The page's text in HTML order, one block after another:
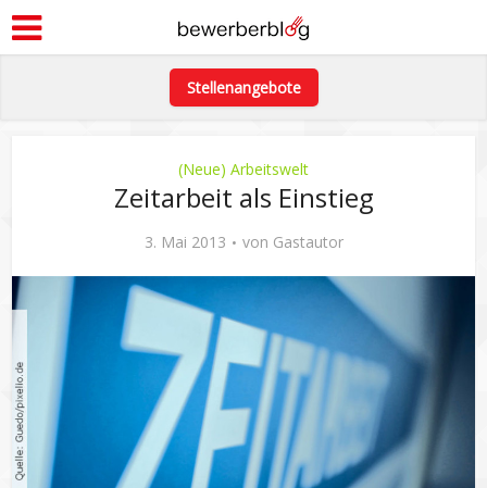
Stellenangebote
(Neue) Arbeitswelt
Zeitarbeit als Einstieg
3. Mai 2013 von Gastautor